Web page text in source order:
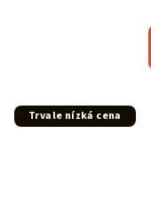
Trvale nízká cena